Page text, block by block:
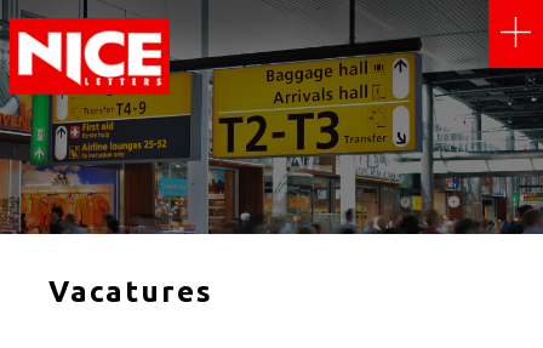
Vacatures